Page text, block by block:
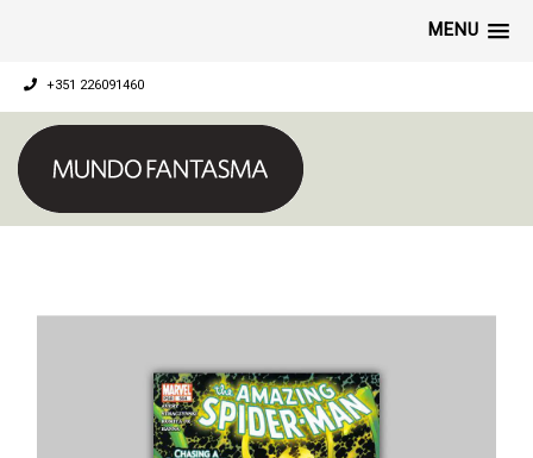
MENU
+351 226091460